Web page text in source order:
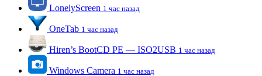
LonelyScreen 1 час назад
OneTab 1 час назад
Hiren’s BootCD PE — ISO2USB 1 час назад
Windows Camera 1 час назад